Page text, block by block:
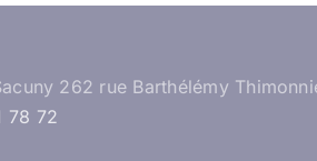
262 rue Barthélémy
78 72